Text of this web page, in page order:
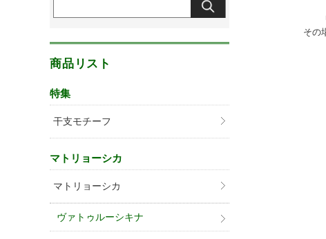
その
商品リスト
特集
干支モチーフ
マトリョーシカ
マトリョーシカ
ヴァトゥルーシキナ